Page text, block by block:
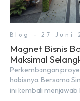
Blog - 27 Juni
Magnet Bisnis
Maksimal
Perkembangan
habisnya. Bersama
ini kembali menjawab